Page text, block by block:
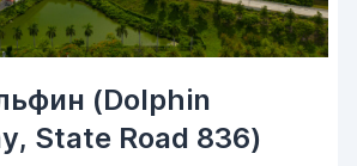
(Dolphin
State Road 836)